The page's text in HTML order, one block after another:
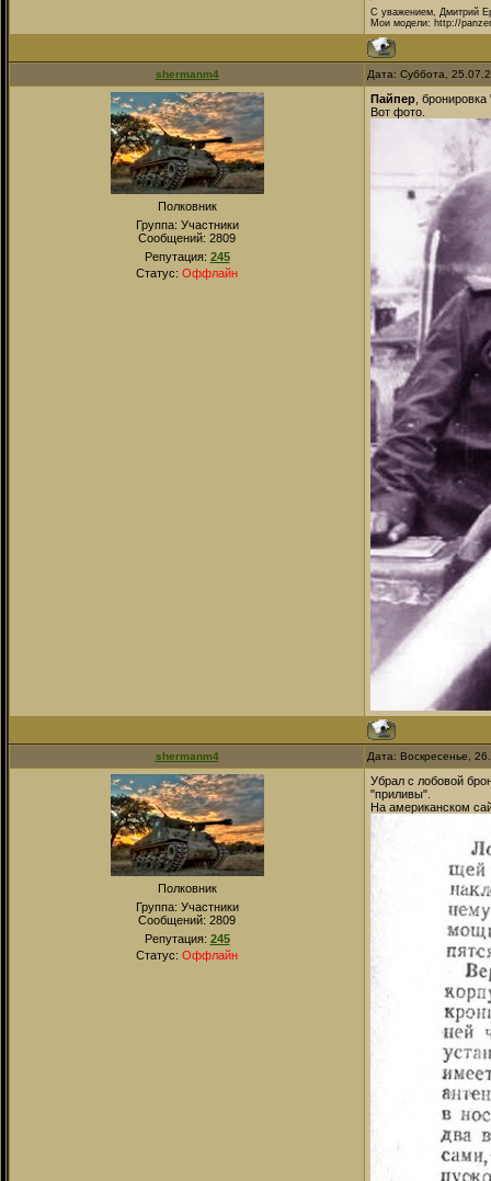
С уважением, Дмитрий
Мои модели: http://
shermanm4 Дата: Суббота,
Полковник
Группа: Участники
Сообщений: 2809
Репутация: 245
Статус: Оффлайн
Пайпер ,
Вот фото.
shermanm4 Дата: Воскресенье,
Полковник
Группа: Участники
Сообщений: 2809
Репутация: 245
Статус: Оффлайн
Убрал с лобовой
"приливы".
На американском